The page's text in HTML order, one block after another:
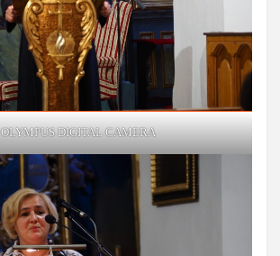
OLYMPUS DIGITAL CAMERA